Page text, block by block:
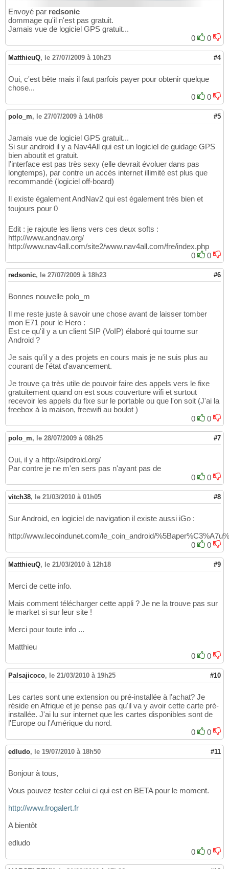
Envoyé par redsonic
dommage qu'il n'est pas gratuit.
Jamais vue de logiciel GPS gratuit...
0
0
MatthieuQ, le 27/07/2009 à 10h23 #4
Oui, c'est bête mais il faut parfois payer pour obtenir quelque
chose...
0
0
polo_m, le 27/07/2009 à 14h08 #5
Jamais vue de logiciel GPS gratuit...
Si sur android il y a Nav4All qui est un logiciel de guidage GPS
bien aboutit et gratuit.
l'interface est pas très sexy (elle devrait évoluer dans pas
longtemps), par contre un accès internet illimité est plus que
recommandé (logiciel off-board)
Il existe également AndNav2 qui est également très bien et
toujours pour 0 
Edit : je rajoute les liens vers ces deux softs :
http://www.andnav.org/
http://www.nav4all.com/site2/www.nav4all.com/fre/index.php
0
0
redsonic, le 27/07/2009 à 18h23 #6
Bonnes nouvelle polo_m
Il me reste juste à savoir une chose avant de laisser tomber
mon E71 pour le Hero :
Est ce qu'il y a un client SIP (VoIP) élaboré qui tourne sur
Android ?
Je sais qu'il y a des projets en cours mais je ne suis plus au
courant de l'état d'avancement.
Je trouve ça très utile de pouvoir faire des appels vers le fixe
gratuitement quand on est sous couverture wifi et surtout
recevoir les appels du fixe sur le portable ou que l'on soit (J'ai la
freebox à la maison, freewifi au boulot )
0
0
polo_m, le 28/07/2009 à 08h25 #7
Oui, il y a http://sipdroid.org/
Par contre je ne m'en sers pas n'ayant pas de
0
0
vitch38, le 21/03/2010 à 01h05 #8
Sur Android, en logiciel de navigation il existe aussi iGo :
http://www.lecoindunet.com/le_coin_android/
0
0
MatthieuQ, le 21/03/2010 à 12h18 #9
Merci de cette info.
Mais comment télécharger cette appli ? Je ne la trouve pas sur
le market si sur leur site !
Merci pour toute info ...
Matthieu
0
0
Palsajicoco, le 21/03/2010 à 19h25 #10
Les cartes sont une extension ou pré-installée à l'achat? Je
réside en Afrique et je pense pas qu'il va y avoir cette carte pré-
installée. J'ai lu sur internet que les cartes disponibles sont de
l'Europe ou l'Amérique du nord.
0
0
edludo, le 19/07/2010 à 18h50 #11
Bonjour à tous,
Vous pouvez tester celui ci qui est en BETA pour le moment.
http://www.frogalert.fr
A bientôt
edludo
0
0